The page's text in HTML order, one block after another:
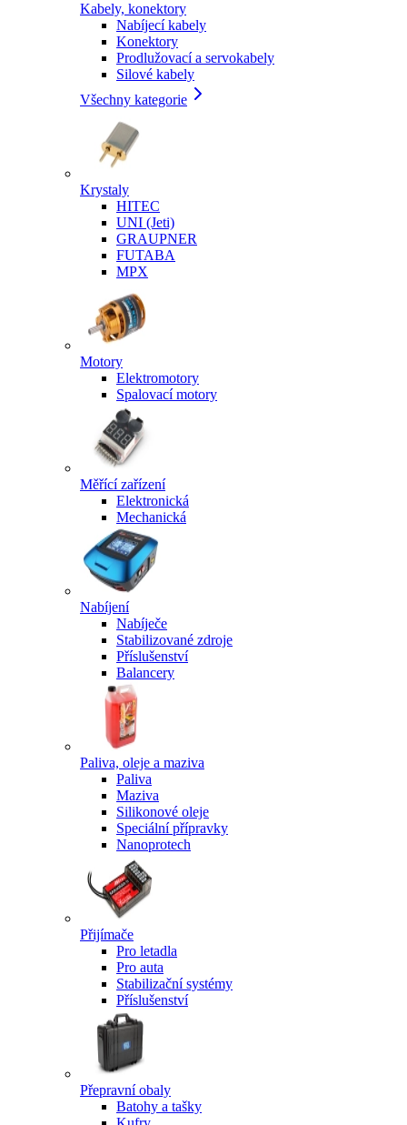
Kabely, konektory
Nabíjecí kabely
Konektory
Prodlužovací a servokabely
Silové kabely
Všechny kategorie
Krystaly
HITEC
UNI (Jeti)
GRAUPNER
FUTABA
MPX
Motory
Elektromotory
Spalovací motory
Měřící zařízení
Elektronická
Mechanická
Nabíjení
Nabíječe
Stabilizované zdroje
Příslušenství
Balancery
Paliva, oleje a maziva
Paliva
Maziva
Silikonové oleje
Speciální přípravky
Nanoprotech
Přijímače
Pro letadla
Pro auta
Stabilizační systémy
Příslušenství
Přepravní obaly
Batohy a tašky